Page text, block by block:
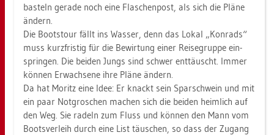
bas­teln ge­ra­de noch eine Fla­schen­post, als sich die Pläne
än­dern.
Die Boots­tour fällt ins Was­ser, denn das Lokal „Kon­rads“
muss kurz­fris­tig für die Be­wir­tung einer Rei­se­grup­pe ein­
sprin­gen. Die bei­den Jungs sind schwer ent­täuscht. Immer
kön­nen Er­wach­se­ne ihre Pläne än­dern.
Da hat Mo­ritz eine Idee: Er knackt sein Spar­schwein und mit
ein paar Not­gro­schen ma­chen sich die bei­den heim­lich auf
den Weg. Sie ra­deln zum Fluss und kön­nen den Mann vom
Boots­ver­leih durch eine List täu­schen, so dass der Zu­gang